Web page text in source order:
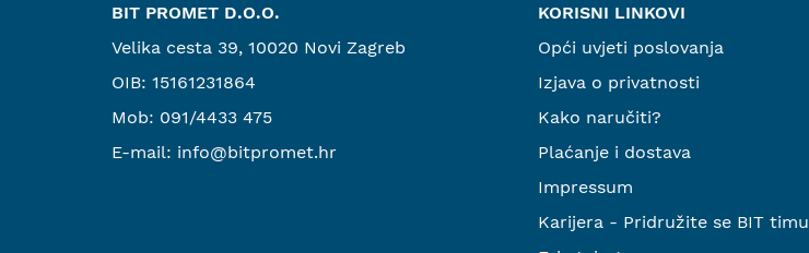
BIT PROMET D.O.O.
Velika cesta 39, 10020 Novi Zagreb
OIB: 15161231864
Mob: 091/4433 475
E-mail: info@bitpromet.hr
KORISNI LINKOVI
Opći uvjeti poslovanja
Izjava o privatnosti
Kako naručiti?
Plaćanje i dostava
Impressum
Karijera - Pridružite se BIT timu